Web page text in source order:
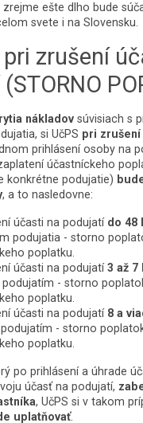
zrejme ešte dlho bude
svete i na Slovensku.
zrušení
nákladov súvisiach s
si UčPS pri zrušení
prihlásení osoby na
účastníckeho
konkrétne podujatie)
, a to nasledovne:
účasti na podujatí do 48
podujatia - storno
poplatku.
účasti na podujatí3 až 7
- storno
poplatku.
účasti na podujatí 8 a
- storno
poplatku.
po prihlásení a úhrade
účasť na podujatí,
, UčPS si v takom
uplatňovať.